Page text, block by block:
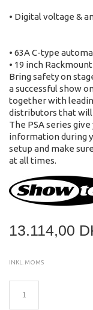
• Digital voltage &
• 63A C-type
• 19 inch Rackmount
Bring safety on
a successful show
together with
distributors that will
The PSA series
information during
setup and make
at all times.
13.114,00
INKL. MOMS